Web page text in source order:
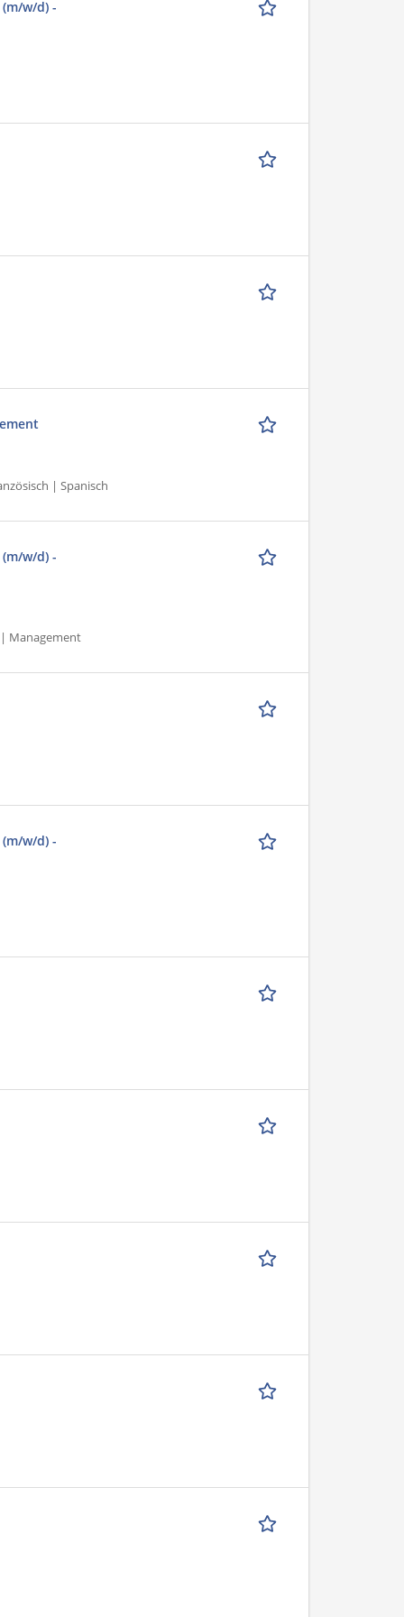
w/d) -
| Spanisch
w/d) -
Management
w/d) -